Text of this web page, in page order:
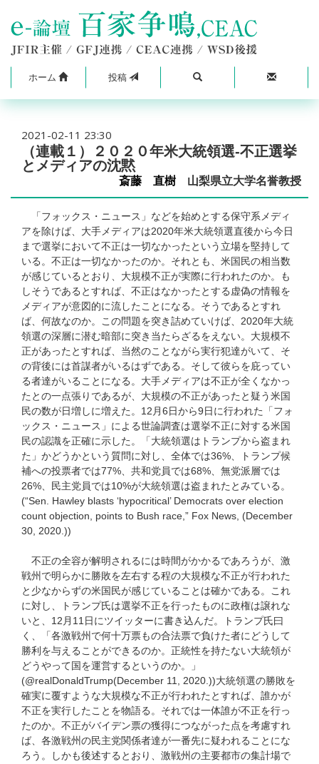
ホーム 投稿
2021-02-11 23:30
（連載１）２０２０年米大統領選‐不正選挙
とメディアの沈黙
斎藤 直樹 山梨県立大学名誉教授
「フォックス・ニュース」などを始めとする保守系メディ
アを除けば、大手メディアは2020年米大統領選直後から今日
まで選挙において不正は一切なかったという立場を堅持して
いる。不正は一切なかったのか。それとも、米国民の相当数
が感じているとおり、大規模不正が実際に行われたのか。も
しそうであるとすれば、不正はなかったとする虚偽の情報を
メディアが意図的に流したことになる。そうであるとすれ
ば、何故なのか。この問題を突き詰めていけば、2020年大統
領選の深層に潜む暗部に突き当たらざるをえない。大規模不
正があったとすれば、当然のことながら実行犯達がいて、そ
の背後には首謀者がいるはずである。そして彼らを庇ってい
る者達がいることになる。大手メディアは不正が全くなかっ
たとの一点張りであるが、大規模の不正があったと疑う米国
民の数が日増しに増えた。12月6日から9日に行われた「フォ
ックス・ニュース」による世論調査は選挙不正に対する米国
民の認識を正確に示した。「大統領選はトランプから盗まれ
た」かどうかという質問に対し、全体では36%、トランプ候
補への投票者では77%、共和党員では68%、無党派層では
26%、民主党員では10%が大統領選は盗まれたとみている。
(“Sen. Hawley blasts ‘hypocritical’ Democrats over election
count objection, points to Bush race,” Fox News, (December
30, 2020.))
不正の全容が解明されるには時間がかかるであろうが、激
戦州で明らかに勝敗を左右する程の大規模な不正が行われた
と少なからずの米国民が感じていることは確かである。これ
に対し、トランプ氏は選挙不正を行ったものに政権は譲れな
いと、12月11日にツイッターに書き込んだ。トランプ氏曰
く、「各激戦州で何十万票もの合法票で負けた者にどうして
勝利を与えることができるのか。正統性を持たない大統領が
どうやって国を運営するというのか。」
(@realDonaldTrump(December 11, 2020.))大統領選の勝敗を
確実に覆すような大規模な不正が行われたとすれば、誰かが
不正を実行したことを物語る。それでは一体誰が不正を行っ
たのか。不正がバイデン票の獲得につながった点を考慮すれ
ば、各激戦州の民主党関係者達が一番先に疑われることにな
ろう。しかも後述するとおり、激戦州の主要都市の集計場で